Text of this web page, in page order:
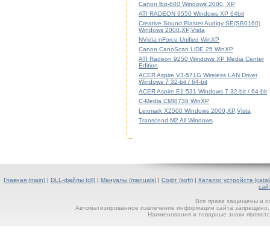
Canon lbp-800 Windows 2000, XP
ATI RADEON 9550 Windows XP 64bit
Creative Sound Blaster Audigy SE(SB0160)
Windows 2000,XP,Vista
NVidia nForce Unified WinXP
Canon CanoScan LiDE 25 WinXP
ATI Radeon 9250 Windows XP Media Center
Edition
ACER Aspire V3-571G Wireless LAN Driver
Windows 7 32-bit / 64-bit
ACER Aspire E1-531 Windows 7 32-bit / 64-bit
C-Media CMI8738 WinXP
Lexmark X2500 Windows 2000,XP,Vista
Transcend M2 All Windows
Главная (main)| DLL-файлы (dll)| Мануалы (manuals)| Софт (soft)|
Каталог устройств
Все права защищены и
Автоматизированное извлечение информации сайта
Наименования и товарные знаки